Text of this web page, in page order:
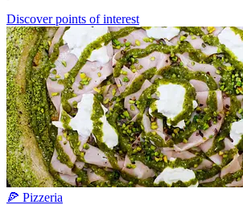
Discover points of interest
🍕 Pizzeria